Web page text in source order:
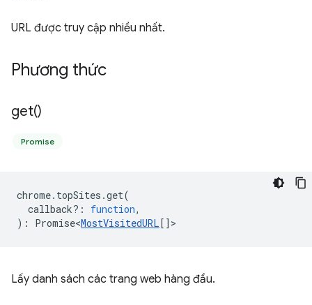
URL được truy cập nhiều nhất.
Phương thức
get()
Promise
chrome. topSites .get(
callback? : function,
) : Promise<MostVisitedURL[] >
Lấy danh sách các trang web hàng đầu.